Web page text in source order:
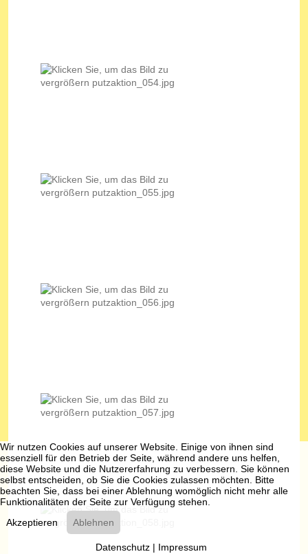
Wir nutzen Cookies auf unserer Website. Einige von ihnen sind
essenziell für den Betrieb der Seite, während andere uns helfen,
diese Website und die Nutzererfahrung zu verbessern. Sie können
selbst entscheiden, ob Sie die Cookies zulassen möchten. Bitte
beachten Sie, dass bei einer Ablehnung womöglich nicht mehr alle
Funktionalitäten der Seite zur Verfügung stehen.
Akzeptieren
Ablehnen
Datenschutz| Impressum